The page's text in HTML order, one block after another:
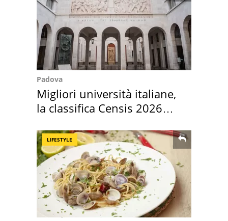
Padova
Migliori università italiane,
la classifica Censis 2026
LIFESTYLE